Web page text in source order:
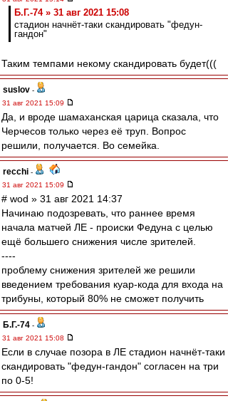
Б.Г.-74 » 31 авг 2021 15:08
стадион начнёт-таки скандировать "федун-
гандон"
Таким темпами некому скандировать будет(((
suslov -
31 авг 2021 15:09
Да, и вроде шамаханская царица сказала, что
Черчесов только через её труп. Вопрос
решили, получается. Во семейка.
recchi -
31 авг 2021 15:09
# wod » 31 авг 2021 14:37
Начинаю подозревать, что раннее время
начала матчей ЛЕ - происки Федуна с целью
ещё большего снижения числе зрителей.
----
проблему снижения зрителей же решили
введением требования куар-кода для входа на
трибуны, который 80% не сможет получить
Б.Г.-74 -
31 авг 2021 15:08
Если в случае позора в ЛЕ стадион начнёт-таки
скандировать "федун-гандон" согласен на три
по 0-5!